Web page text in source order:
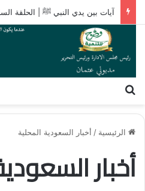
آيات بين يدي النبي ﷺ | الحلقة
الرئيسية / أخبار السعودية المحلية
أخبار